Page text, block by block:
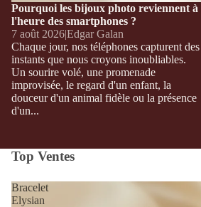
Pourquoi les bijoux photo reviennent à
l'heure des smartphones ?
7 août 2026|Edgar Galan
Chaque jour, nos téléphones capturent des
instants que nous croyons inoubliables.
Un sourire volé, une promenade
improvisée, le regard d'un enfant, la
douceur d'un animal fidèle ou la présence
d'un...
Top Ventes
Bracelet
Elysian